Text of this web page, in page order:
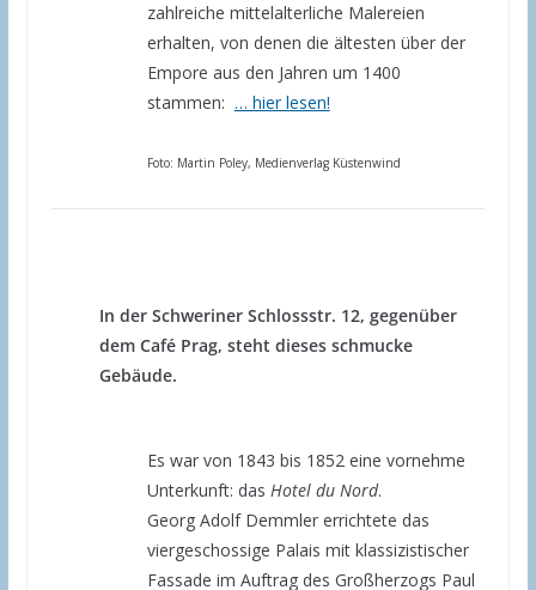
zahlreiche mittelalterliche Malereien
erhalten, von denen die ältesten über der
Empore aus den Jahren um 1400
stammen: … hier lesen!
Foto: Martin Poley, Medienverlag Küstenwind
In der Schweriner Schlossstr. 12, gegenüber
dem Café Prag, steht dieses schmucke
Gebäude.
Es war von 1843 bis 1852 eine vornehme
Unterkunft: das Hotel du Nord.
Georg Adolf Demmler errichtete das
viergeschossige Palais mit klassizistischer
Fassade im Auftrag des Großherzogs Paul